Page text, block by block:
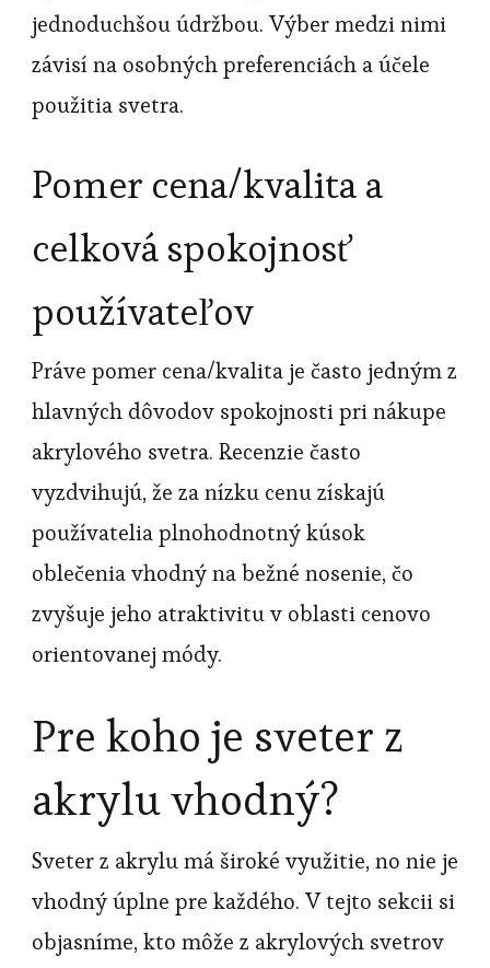
jednoduchšou údržbou. Výber medzi nimi
závisí na osobných preferenciách a účele
použitia svetra.
Pomer cena/kvalita a
celková spokojnosť
používateľov
Práve pomer cena/kvalita je často jedným z
hlavných dôvodov spokojnosti pri nákupe
akrylového svetra. Recenzie často
vyzdvihujú, že za nízku cenu získajú
používatelia plnohodnotný kúsok
oblečenia vhodný na bežné nosenie, čo
zvyšuje jeho atraktivitu v oblasti cenovo
orientovanej módy.
Pre koho je sveter z
akrylu vhodný?
Sveter z akrylu má široké využitie, no nie je
vhodný úplne pre každého. V tejto sekcii si
objasníme, kto môže z akrylových svetrov